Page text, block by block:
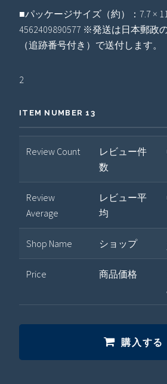
■パッケージサイズ（約）：7.7 ×
4562409890577 ※発送は日本郵政
（追跡番号付き）で送付します。
2
ITEM NUMBER 13
Review Count
レビュー件
数
Review
Average
レビュー平
均
Shop Name ショップ
Price 商品価格
購入する